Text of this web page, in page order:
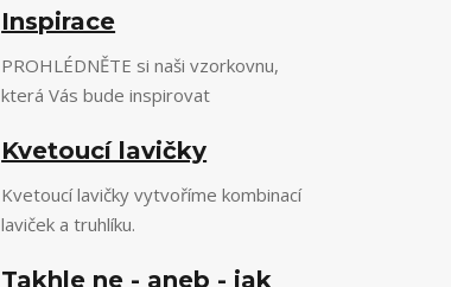
Inspirace
PROHLÉDNĚTE si naši vzorkovnu,
která Vás bude inspirovat
Kvetoucí lavičky
Kvetoucí lavičky vytvoříme kombinací
laviček a truhlíku.
Takhle ne - aneb - jak